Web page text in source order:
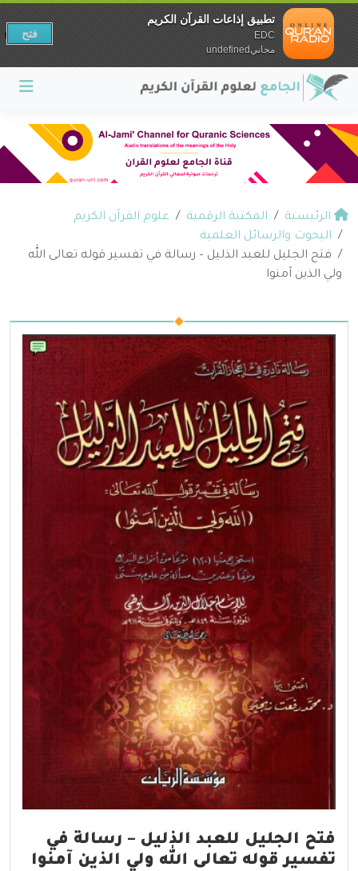
الرئيسية المكتبة الرقمية
علوم القرآن الكريم
البحوث والرسائل العلمية
فتح الجليل للعبد الذليل – رسالة في تفسير قوله تعالى الله
ولي الذين آمنوا
فتح الجليل للعبد الذليل – رسالة في
تفسير قوله تعالى الله ولي الذين آمنوا
تطبيق إذاعات القرآن الكريم
EDC
مجانيundefined
فتح